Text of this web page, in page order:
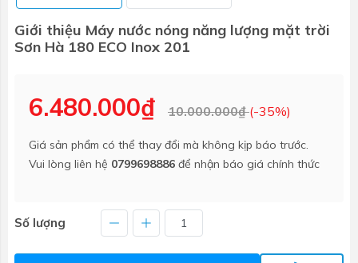
Giới thiệu Máy nước nóng năng lượng mặt trời
Sơn Hà 180 ECO Inox 201
6.480.000₫ 10.000.000₫(-35%)
Giá sản phẩm có thể thay đổi mà không kịp báo trước.
Vui lòng liên hệ 0799698886 để nhận báo giá chính thức
Số lượng